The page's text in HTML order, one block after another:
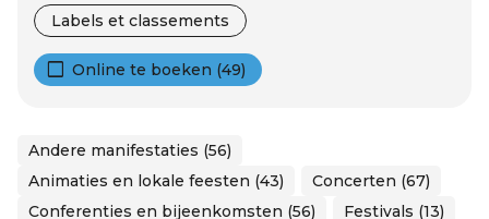
Labels et classements
Online te boeken (49)
Andere manifestaties (56)
Animaties en lokale feesten (43)
Concerten (67)
Conferenties en bijeenkomsten (56)
Festivals (13)